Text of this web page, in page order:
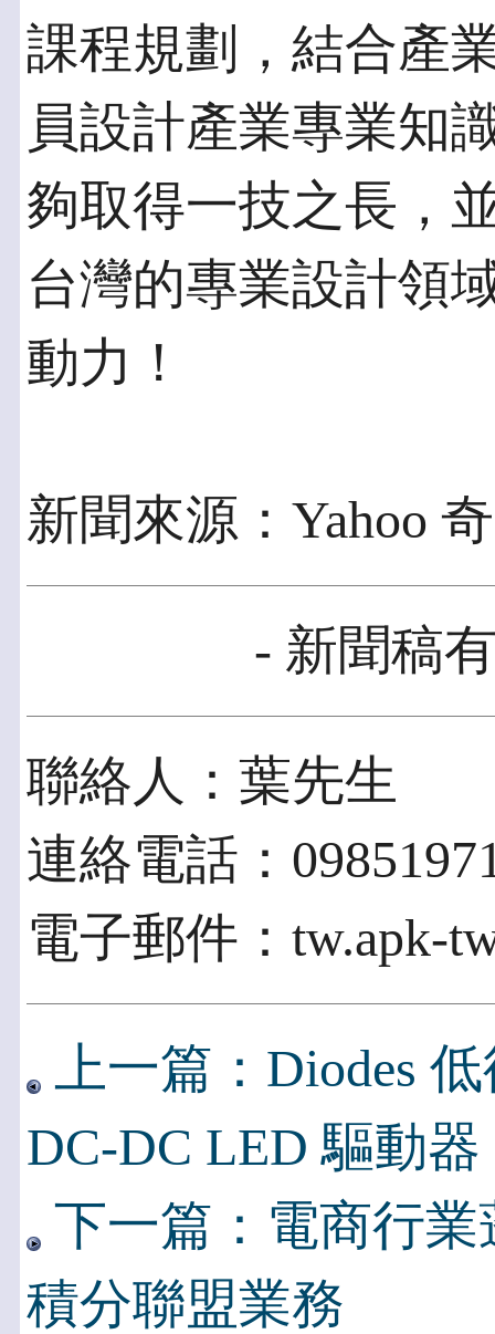
課程規劃，結合產
員設計產業專業知
夠取得一技之長，
台灣的專業設計領
動力！
新聞來源：Yahoo
- 新聞稿
聯絡人：葉先生
連絡電話：
電子郵件：tw.apk-
上一篇：Diodes
DC-DC LED 驅動器
下一篇：電商行
積分聯盟業務